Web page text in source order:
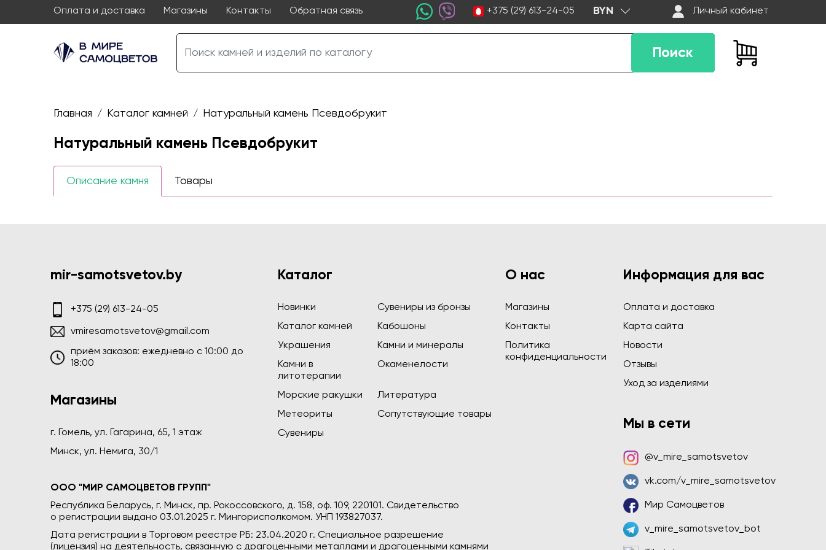
Оплата и доставка Магазины Контакты Обратная связь +375 (29) 613-24-05 BYN Личный кабинет
Поиск
Главная / Каталог камней / Натуральный камень Псевдобрукит
Натуральный камень Псевдобрукит
Описание камня Товары
mir-samotsvetov.by
+375 (29) 613-24-05
vmiresamotsvetov@gmail.com
приём заказов: ежедневно c 10:00 до
18:00
Магазины
г. Гомель, ул. Гагарина, 65, 1 этаж
Минск, ул. Немига, 30/1
Каталог
Новинки
Сувениры из бронзы
Каталог камней
Кабошоны
Украшения
Камни и минералы
Камни в
литотерапии
Окаменелости
Морские ракушки
Литература
Метеориты
Сопутствующие товары
Сувениры
ООО "МИР САМОЦВЕТОВ ГРУПП"
Республика Беларусь, г. Минск, пр. Рокоссовского, д. 158, оф. 109, 220101. Свидетельство
о регистрации выдано 03.01.2025 г. Мингорисполкомом. УНП 193827037.
Дата регистрации в Торговом реестре РБ: 23.04.2020 г. Специальное разрешение
(лицензия) на деятельность, связанную с драгоценными металлами и драгоценными камнями
О нас
Магазины
Контакты
Политика
конфиденциальности
Информация для вас
Оплата и доставка
Карта сайта
Новости
Отзывы
Уход за изделиями
Мы в сети
@v_mire_samotsvetov
vk.com/v_mire_samotsvetov
Мир Самоцветов
v_mire_samotsvetov_bot